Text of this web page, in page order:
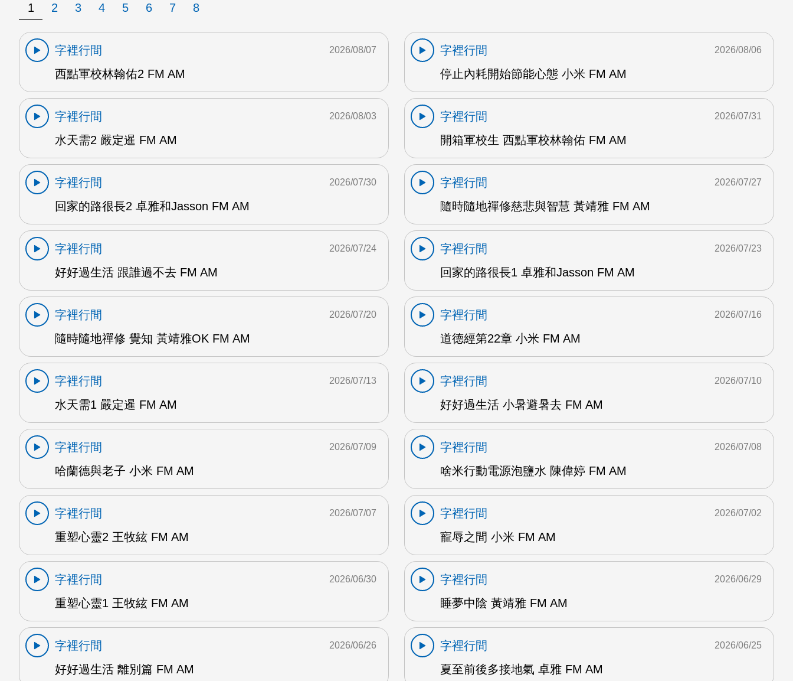
1 2 3 4 5 6 7 8
字裡行間
西點軍校林翰佑2 FM AM
2026/08/07
字裡行間
停止內耗開始節能心態 小米 FM AM
2026/08/06
字裡行間
水天需2 嚴定暹 FM AM
2026/08/03
字裡行間
開箱軍校生 西點軍校林翰佑 FM AM
2026/07/31
字裡行間
回家的路很長2 卓雅和Jasson FM AM
2026/07/30
字裡行間
隨時隨地禪修慈悲與智慧 黃靖雅 FM AM
2026/07/27
字裡行間
好好過生活 跟誰過不去 FM AM
2026/07/24
字裡行間
回家的路很長1 卓雅和Jasson FM AM
2026/07/23
字裡行間
隨時隨地禪修 覺知 黃靖雅OK FM AM
2026/07/20
字裡行間
道德經第22章 小米 FM AM
2026/07/16
字裡行間
水天需1 嚴定暹 FM AM
2026/07/13
字裡行間
好好過生活 小暑避暑去 FM AM
2026/07/10
字裡行間
哈蘭德與老子 小米 FM AM
2026/07/09
字裡行間
啥米行動電源泡鹽水 陳偉婷 FM AM
2026/07/08
字裡行間
重塑心靈2 王牧絃 FM AM
2026/07/07
字裡行間
寵辱之間 小米 FM AM
2026/07/02
字裡行間
重塑心靈1 王牧絃 FM AM
2026/06/30
字裡行間
睡夢中陰 黃靖雅 FM AM
2026/06/29
字裡行間
好好過生活 離別篇 FM AM
2026/06/26
字裡行間
夏至前後多接地氣 卓雅 FM AM
2026/06/25